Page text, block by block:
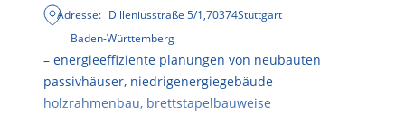
Adresse: Dilleniusstraße 5/1,70374Stuttgart
Baden-Württemberg
– energieeffiziente planungen von neubauten
passivhäuser, niedrigenergiegebäude
holzrahmenbau, brettstapelbauweise